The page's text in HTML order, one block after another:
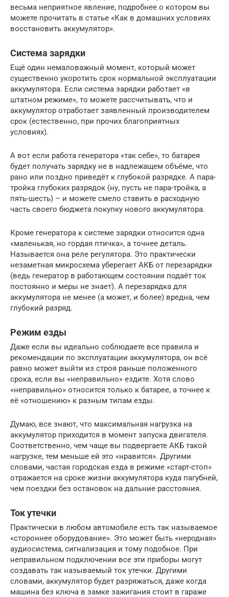
весьма неприятное явление, подробнее о котором вы
можете прочитать в статье «Как в домашних условиях
восстановить аккумулятор».
Система зарядки
Ещё один немаловажный момент, который может
существенно укоротить срок нормальной эксплуатации
аккумулятора. Если система зарядки работает «в
штатном режиме», то можете рассчитывать, что и
аккумулятор отработает заявленный производителем
срок (естественно, при прочих благоприятных
условиях).
А вот если работа генератора «так себе», то батарея
будет получать зарядку не в надлежащем объёме, что
рано или поздно приведёт к глубокой разрядке. А пара-
тройка глубоких разрядок (ну, пусть не пара-тройка, а
пять-шесть) – и можете смело ставить в расходную
часть своего бюджета покупку нового аккумулятора.
Кроме генератора к системе зарядки относится одна
«маленькая, но гордая птичка», а точнее деталь.
Называется она реле регулятора. Это практически
незаметная микросхема уберегает АКБ от перезарядки
(ведь генератор в работающем состоянии подаёт ток
постоянно и меры не знает). А перезарядка для
аккумулятора не менее (а может, и более) вредна, чем
глубокий разряд.
Режим езды
Даже если вы идеально соблюдаете все правила и
рекомендации по эксплуатации аккумулятора, он всё
равно может выйти из строя раньше положенного
срока, если вы «неправильно» ездите. Хотя слово
«неправильно» относится только к батарее, а точнее к
её «отношению» к разным типам езды.
Думаю, все знают, что максимальная нагрузка на
аккумулятор приходится в момент запуска двигателя.
Соответственно, чем чаще вы подвергаете АКБ такой
нагрузке, тем меньше ей это «нравится». Другими
словами, частая городская езда в режиме «старт-стоп»
отражается на сроке жизни аккумулятора куда пагубней,
чем поездки без остановок на дальние расстояния.
Ток утечки
Практически в любом автомобиле есть так называемое
«стороннее оборудование». Это может быть «неродная»
аудиосистема, сигнализация и тому подобное. При
неправильном подключении все эти приборы могут
создавать так называемый ток утечки. Другими
словами, аккумулятор будет разряжаться, даже когда
машина без ключа в замке зажигания стоит в гараже